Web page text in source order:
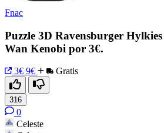
Fnac
Puzzle 3D Ravensburger
Wan Kenobi por 3€.
3€ 9€ Gratis
316
0
Celeste